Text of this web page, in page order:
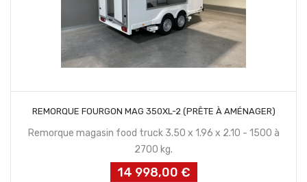
CONTACTEZ NOUS
REMORQUE FOURGON MAG 350XL-2 (PRÊTE À AMÉNAGER)
Remorque magasin food truck 3.50 x 1.96 x 2.10 - 1500 à
2700 kg.
Prix
14 998,00 €